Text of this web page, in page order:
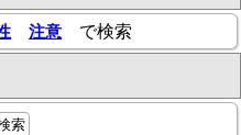
注意 で検索
索